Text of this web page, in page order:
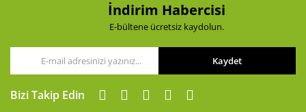
İndirim Habercisi
E-bültene ücretsiz kaydolun.
Kaydet
Bizi Takip Edin